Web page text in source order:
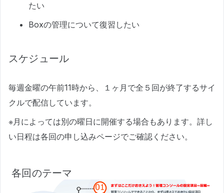
たい
Boxの管理について復習したい
スケジュール
毎週金曜の午前11時から、１ヶ月で全５回が終了するサイ
クルで配信しています。
※月によっては別の曜日に開催する場合もあります。詳し
い日程は各回の申し込みページでご確認ください。
各回のテーマ